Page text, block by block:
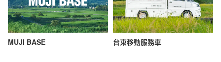
MUJI BASE 台東移動服務車